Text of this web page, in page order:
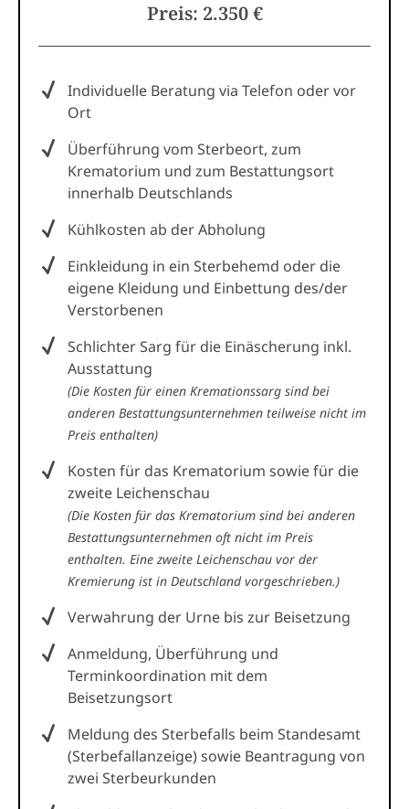
Preis: 2.350 €
Individuelle Beratung via Telefon oder vor
Ort
Überführung vom Sterbeort, zum
Krematorium und zum Bestattungsort
innerhalb Deutschlands
Kühlkosten ab der Abholung
Einkleidung in ein Sterbehemd oder die
eigene Kleidung und Einbettung des/der
Verstorbenen
Schlichter Sarg für die Einäscherung inkl.
Ausstattung
(Die Kosten für einen Kremationssarg sind bei
anderen Bestattungsunternehmen teilweise nicht im
Preis enthalten)
Kosten für das Krematorium sowie für die
zweite Leichenschau
(Die Kosten für das Krematorium sind bei anderen
Bestattungsunternehmen oft nicht im Preis
enthalten. Eine zweite Leichenschau vor der
Kremierung ist in Deutschland vorgeschrieben.)
Verwahrung der Urne bis zur Beisetzung
Anmeldung, Überführung und
Terminkoordination mit dem
Beisetzungsort
Meldung des Sterbefalls beim Standesamt
(Sterbefallanzeige) sowie Beantragung von
zwei Sterbeurkunden